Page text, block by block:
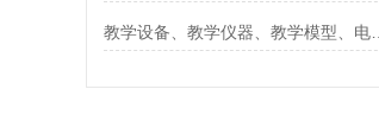
教学设备、教学仪器、教学模型、电工电子